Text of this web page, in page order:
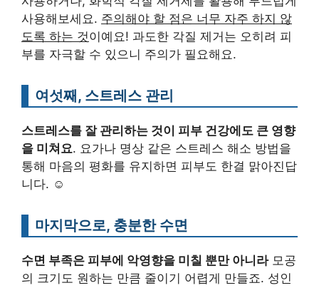
사용해보세요. 주의해야 할 점은 너무 자주 하지 않
도록 하는 것이예요! 과도한 각질 제거는 오히려 피
부를 자극할 수 있으니 주의가 필요해요.
여섯째, 스트레스 관리
스트레스를 잘 관리하는 것이 피부 건강에도 큰 영향
을 미쳐요. 요가나 명상 같은 스트레스 해소 방법을
통해 마음의 평화를 유지하면 피부도 한결 맑아진답
니다. ☺️
마지막으로, 충분한 수면
수면 부족은 피부에 악영향을 미칠 뿐만 아니라모공
의 크기도 원하는 만큼 줄이기 어렵게 만들죠. 성인